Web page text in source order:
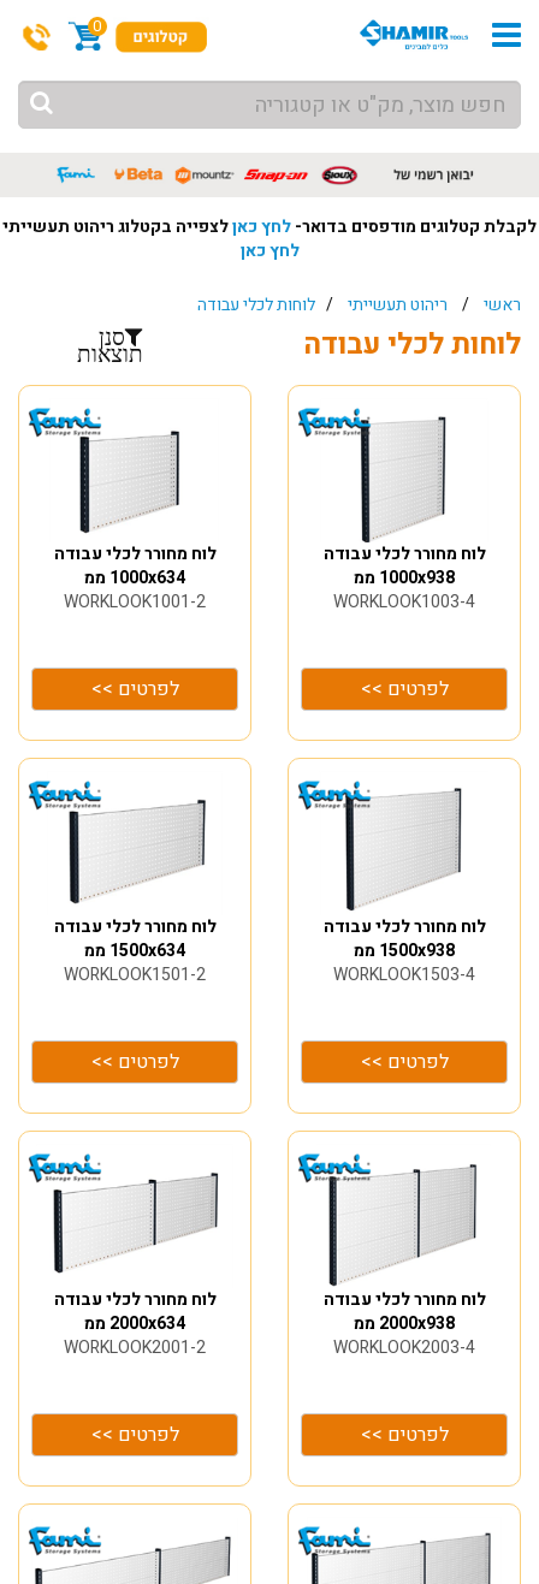
0
לקבלת קטלוגים מודפסים בדואר-לחץ כאןלצפייה בקטלוג ריהוט תעשייתי
לחץ כאן
ראשי / ריהוט תעשייתי / לוחות לכלי עבודה
סנן
תוצאות לוחות לכלי עבודה
לוח מחורר לכלי עבודה
1000x634 ממ
WORKLOOK1001-2
לפרטים >>
לוח מחורר לכלי עבודה
1000x938 ממ
WORKLOOK1003-4
לפרטים >>
לוח מחורר לכלי עבודה
1500x634 ממ
WORKLOOK1501-2
לפרטים >>
לוח מחורר לכלי עבודה
1500x938 ממ
WORKLOOK1503-4
לפרטים >>
לוח מחורר לכלי עבודה
2000x634 ממ
WORKLOOK2001-2
לפרטים >>
לוח מחורר לכלי עבודה
2000x938 ממ
WORKLOOK2003-4
לפרטים >>